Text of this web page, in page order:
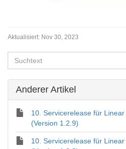
Aktualisiert: Nov 30, 2023
Anderer Artikel
10. Servicerelease für
(Version 1.2.9)
10. Servicerelease für